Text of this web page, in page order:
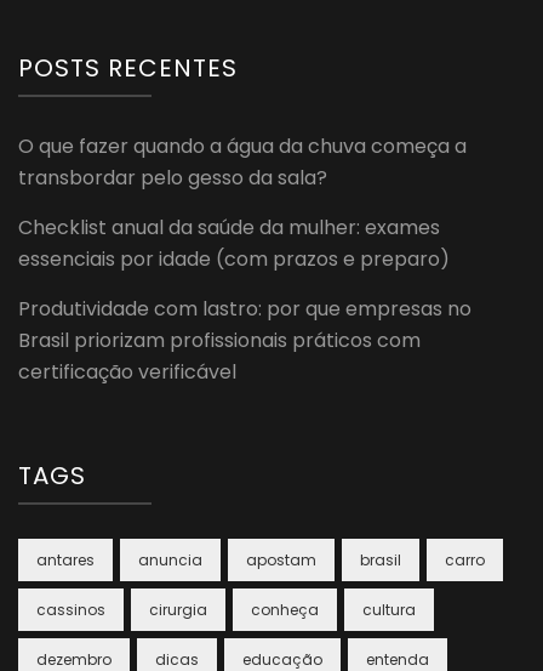
POSTS RECENTES
O que fazer quando a água da chuva começa a
transbordar pelo gesso da sala?
Checklist anual da saúde da mulher: exames
essenciais por idade (com prazos e preparo)
Produtividade com lastro: por que empresas no
Brasil priorizam profissionais práticos com
certificação verificável
TAGS
antares anuncia apostam brasil carro
cassinos cirurgia conheça cultura
dezembro dicas educação entenda